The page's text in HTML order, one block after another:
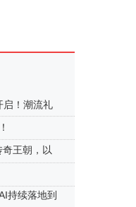
启！潮流礼
王朝，以
持续落地到